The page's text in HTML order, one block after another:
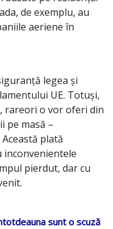
de exemplu, au
aeriene în
legea și
UE. Totuși,
rareori o vor oferi din
pe masă –
plată
pierdut, dar cu
sunt o scuză